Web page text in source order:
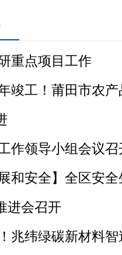
重点项目工作
竣工！莆田市农
作领导小组会议召
和安全】全区安
进会召开
兆纬绿碳新材料